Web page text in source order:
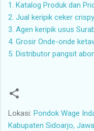
1. Katalog Produk dan
2. Jual keripik ceker crispy
3. Agen keripik usus
4. Grosir Onde-onde
5. Distributor pangsit
Lokasi: Pondok Wage
Kabupaten Sidoarjo,